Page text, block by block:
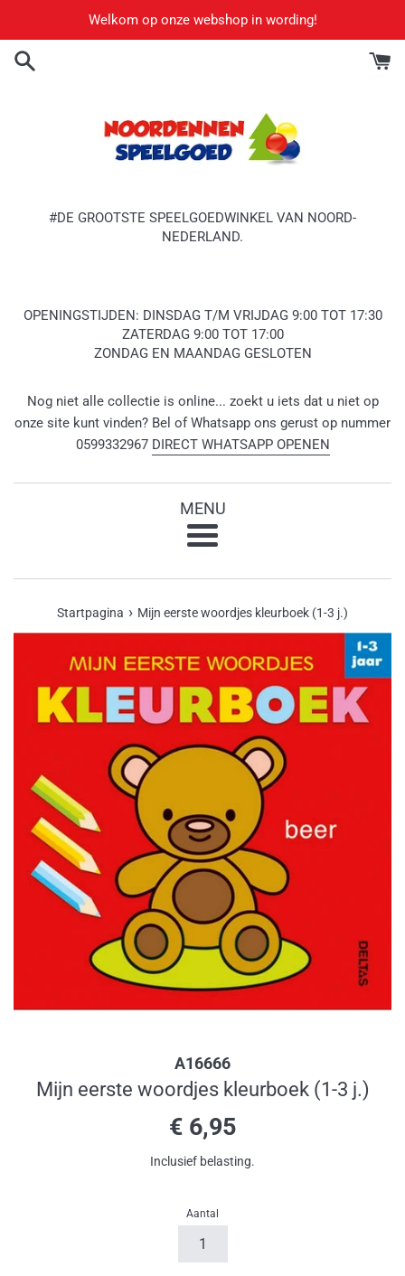
content
Welkom op onze webshop in wording!
#DE GROOTSTE SPEELGOEDWINKEL VAN NOORD-
NEDERLAND.
OPENINGSTIJDEN: DINSDAG T/M VRIJDAG 9:00 TOT 17:30
ZATERDAG 9:00 TOT 17:00
ZONDAG EN MAANDAG GESLOTEN
Nog niet alle collectie is online... zoekt u iets dat u niet op
onze site kunt vinden? Bel of Whatsapp ons gerust op nummer
0599332967 DIRECT WHATSAPP OPENEN
MENU
Startpagina › Mijn eerste woordjes kleurboek (1-3 j.)
A16666
Mijn eerste woordjes kleurboek (1-3 j.)
Normale
prijs
€ 6,95
Inclusief belasting.
Aantal